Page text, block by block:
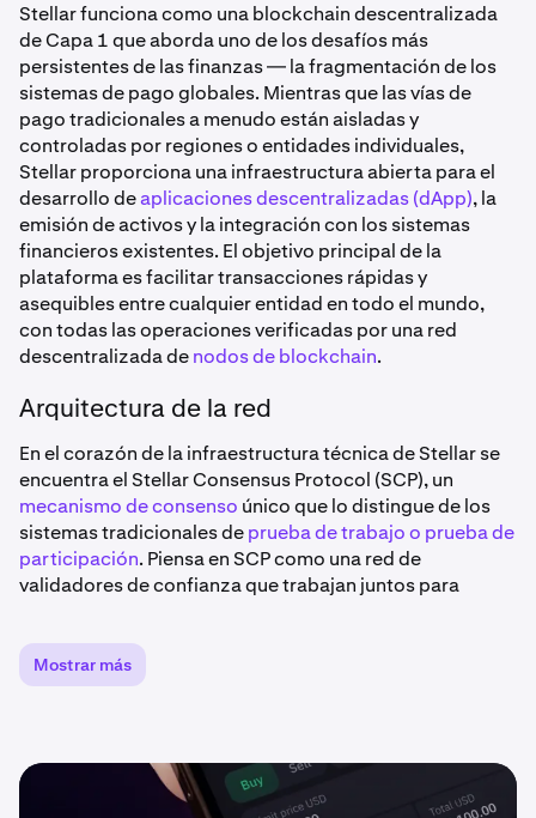
Stellar funciona como una blockchain descentralizada
de Capa 1 que aborda uno de los desafíos más
persistentes de las finanzas — la fragmentación de los
sistemas de pago globales. Mientras que las vías de
pago tradicionales a menudo están aisladas y
controladas por regiones o entidades individuales,
Stellar proporciona una infraestructura abierta para el
desarrollo deaplicaciones descentralizadas (dApp), la
emisión de activos y la integración con los sistemas
financieros existentes. El objetivo principal de la
plataforma es facilitar transacciones rápidas y
asequibles entre cualquier entidad en todo el mundo,
con todas las operaciones verificadas por una red
descentralizada denodos de blockchain.
Arquitectura de la red
En el corazón de la infraestructura técnica de Stellar se
encuentra el Stellar Consensus Protocol (SCP), un
mecanismo de consenso único que lo distingue de los
sistemas tradicionales deprueba de trabajo o prueba de
participación. Piensa en SCP como una red de
validadores de confianza que trabajan juntos para
depender de la potencia computacional o de los activos
en staking, SCP logra el consenso a través de nodos de
confianza que validan las transacciones.
Tolerancia a fallos: La red sigue funcionando incluso
cuando algunos nodos fallan
Mostrar más